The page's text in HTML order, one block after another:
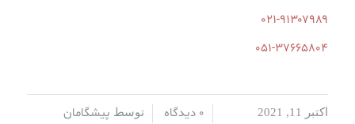
۰۲۱-۹۱۳۰۷۹۸۹
۰۵۱-۳۷۶۶۵۸۰۴
اکتبر 11, 2021 / 0 دیدگاه/ توسط پیشگامان